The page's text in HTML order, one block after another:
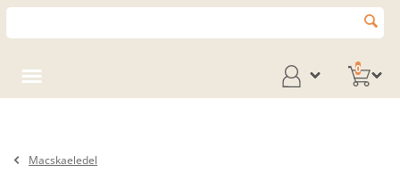
0
Macskaeledel